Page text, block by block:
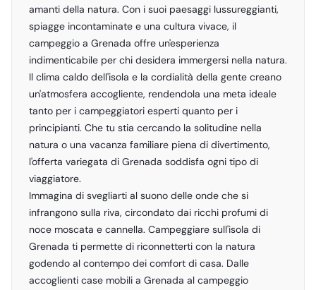
amanti della natura. Con i suoi paesaggi lussureggianti,
spiagge incontaminate e una cultura vivace, il
campeggio a Grenada offre un'esperienza
indimenticabile per chi desidera immergersi nella natura.
Il clima caldo dell'isola e la cordialità della gente creano
un'atmosfera accogliente, rendendola una meta ideale
tanto per i campeggiatori esperti quanto per i
principianti. Che tu stia cercando la solitudine nella
natura o una vacanza familiare piena di divertimento,
l'offerta variegata di Grenada soddisfa ogni tipo di
viaggiatore.
Immagina di svegliarti al suono delle onde che si
infrangono sulla riva, circondato dai ricchi profumi di
noce moscata e cannella. Campeggiare sull'isola di
Grenada ti permette di riconnetterti con la natura
godendo al contempo dei comfort di casa. Dalle
accoglienti case mobili a Grenada al campeggio